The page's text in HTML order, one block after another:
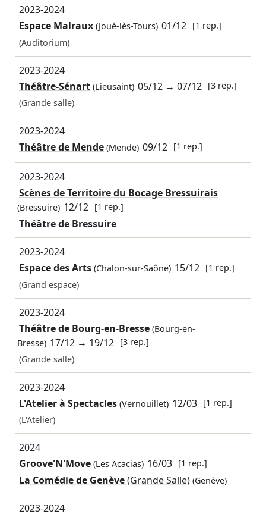
2023-2024
Espace Malraux(Joué-lès-Tours) 01/12 [1 rep.]
(Auditorium)
2023-2024
Théâtre-Sénart(Lieusaint) 05/12 →07/12 [3 rep.]
(Grande salle)
2023-2024
Théâtre de Mende(Mende) 09/12 [1 rep.]
2023-2024
Scènes de Territoire du Bocage Bressuirais
(Bressuire) 12/12 [1 rep.]
Théâtre de Bressuire
2023-2024
Espace des Arts(Chalon-sur-Saône) 15/12 [1 rep.]
(Grand espace)
2023-2024
Théâtre de Bourg-en-Bresse(Bourg-en-
Bresse) 17/12 → 19/12 [3 rep.]
(Grande salle)
2023-2024
L'Atelier à Spectacles(Vernouillet) 12/03 [1 rep.]
(L'Atelier)
2024
Groove'N'Move(Les Acacias) 16/03 [1 rep.]
La Comédie de Genève(Grande Salle) (Genève)
2023-2024